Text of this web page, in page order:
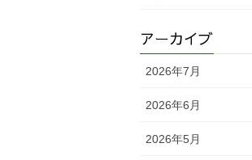
アーカイブ
2026年7月
2026年6月
2026年5月